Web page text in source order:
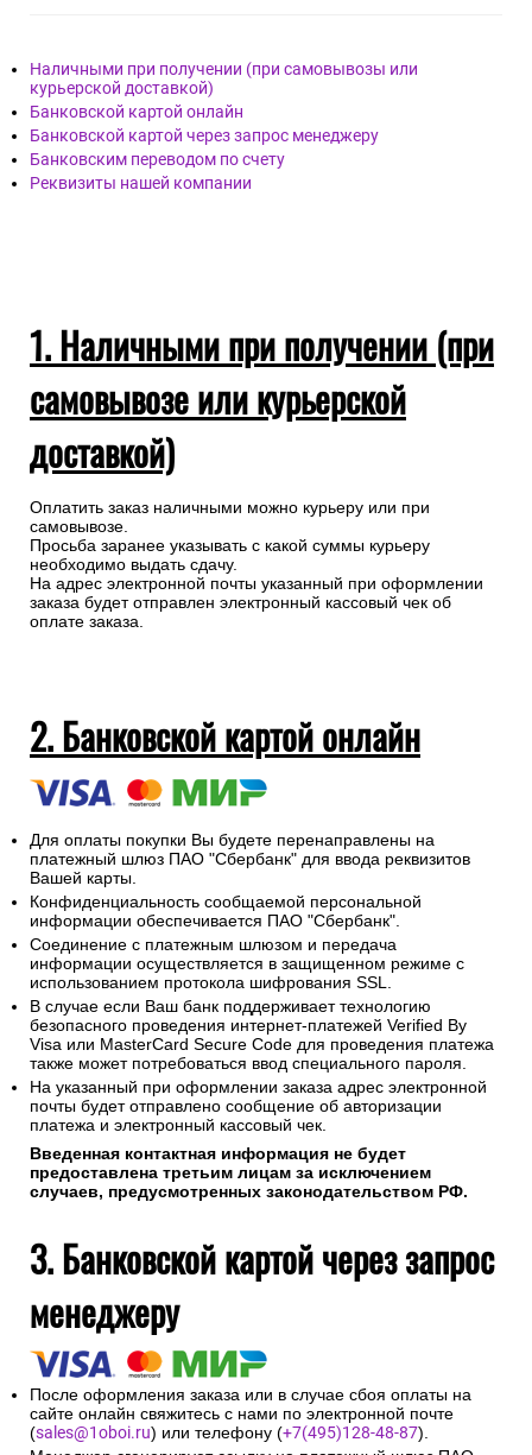
Наличными при получении (при самовывозы или
курьерской доставкой)
Банковской картой онлайн
Банковской картой через запрос менеджеру
Банковским переводом по счету
Реквизиты нашей компании
1. Наличными при получении (при
самовывозе или курьерской
доставкой)
Оплатить заказ наличными можно курьеру или при
самовывозе.
Просьба заранее указывать с какой суммы курьеру
необходимо выдать сдачу.
На адрес электронной почты указанный при оформлении
заказа будет отправлен электронный кассовый чек об
оплате заказа.
2. Банковской картой онлайн
Для оплаты покупки Вы будете перенаправлены на
платежный шлюз ПАО "Сбербанк" для ввода реквизитов
Вашей карты.
Конфиденциальность сообщаемой персональной
информации обеспечивается ПАО "Сбербанк".
Соединение с платежным шлюзом и передача
информации осуществляется в защищенном режиме с
использованием протокола шифрования SSL.
В случае если Ваш банк поддерживает технологию
безопасного проведения интернет-платежей Verified By
Visa или MasterCard Secure Code для проведения платежа
также может потребоваться ввод специального пароля.
На указанный при оформлении заказа адрес электронной
почты будет отправлено сообщение об авторизации
платежа и электронный кассовый чек.
Введенная контактная информация не будет
предоставлена третьим лицам за исключением
случаев, предусмотренных законодательством РФ.
3. Банковской картой через запрос
менеджеру
После оформления заказа или в случае сбоя оплаты на
сайте онлайн свяжитесь с нами по электронной почте
(sales@1oboi.ru) или телефону (+7(495)128-48-87).